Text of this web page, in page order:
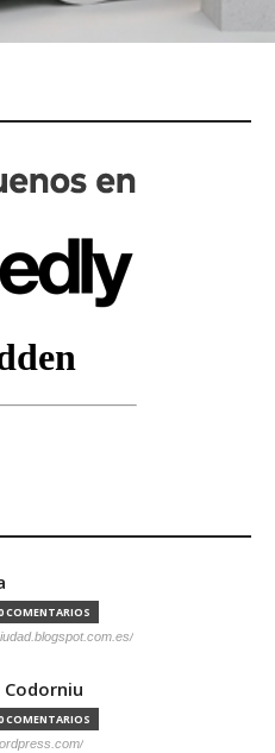
COMENTARIOS
COMENTARIOS